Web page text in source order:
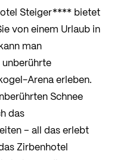
Steiger**** bietet
von einem Urlaub in
man
Arena erleben.
Schnee
das
– all das erlebt
Zirbenhotel